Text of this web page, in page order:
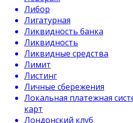
Либор
Лигатурная
Ликвидность банка
Ликвидность
Ликвидные средства
Лимит
Листинг
Личные сбережения
Локальная платежная
карт
Лондонский клуб